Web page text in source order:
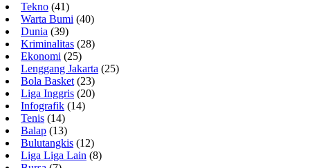
Tekno (41)
Warta Bumi (40)
Dunia (39)
Kriminalitas (28)
Ekonomi (25)
Lenggang Jakarta (25)
Bola Basket (23)
Liga Inggris (20)
Infografik (14)
Tenis (14)
Balap (13)
Bulutangkis (12)
Liga Liga Lain (8)